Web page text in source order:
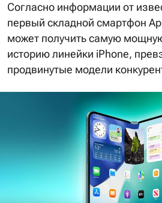
Согласно информации от
первый складной смартфон
может получить самую
историю линейки iPhone,
продвинутые модели